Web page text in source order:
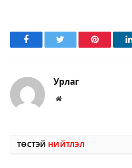
FacebookTwitter Pinterest
Урлаг
Вэбсайт
ТӨСТЭЙ НИЙТЛЭЛ